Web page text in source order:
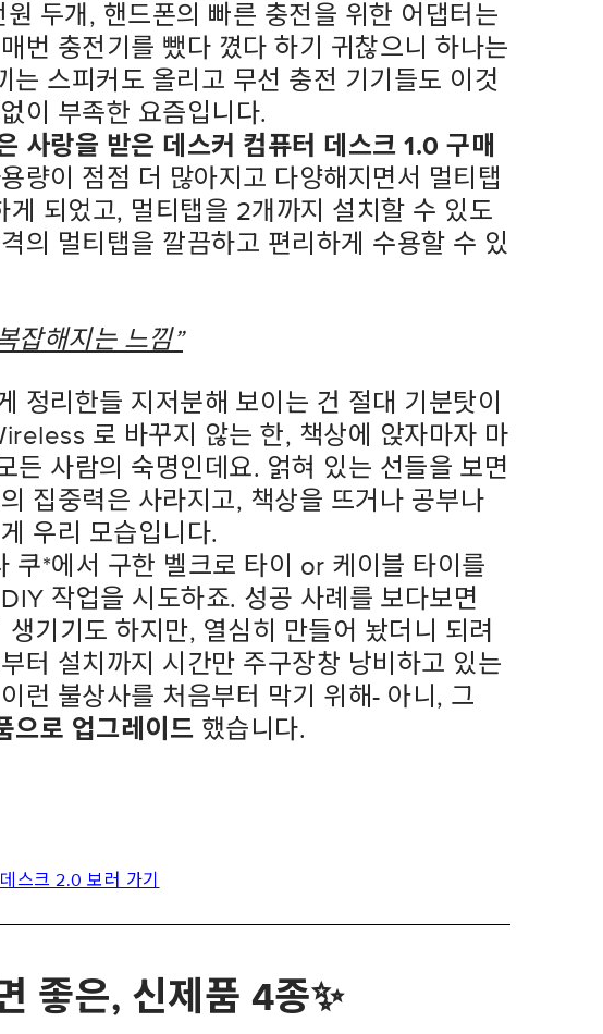
두개 , 핸드폰의 빠른 충전을 위한 어댑터는
번 충전기를 뺐다 꼈다 하기 귀찮으니 하나는
는 스피커도 올리고 무선 충전 기기들도 이것
이 부족한 요즘입니다.
사랑을 받은 데스커 컴퓨터 데스크 1.0 구매
량이 점점 더 많아지고 다양해지면서 멀티탭
게 되었고, 멀티탭을 2개까지 설치할 수 있도
의 멀티탭을 깔끔하고 편리하게 수용할 수 있
잡해지는 느낌”
정리한들 지저분해 보이는 건 절대 기분탓이
로 바꾸지 않는 한, 책상에 앉자마자 마
든 사람의 숙명인데요. 얽혀 있는 선들을 보면
집중력은 사라지고, 책상을 뜨거나 공부나
우리 모습입니다.
쿠*에서 구한 벨크로 타이 or 케이블 타이를
DIY 작업을 시도하죠. 성공 사례를 보다보면
생기기도 하지만, 열심히 만들어 놨더니 되려
터 설치까지 시간만 주구장창 낭비하고 있는
이런 불상사를 처음부터 막기 위해- 아니 , 그
으로 업그레이드 했습니다.
스크 2.0 보러 가기
좋은, 신제품 4종✨